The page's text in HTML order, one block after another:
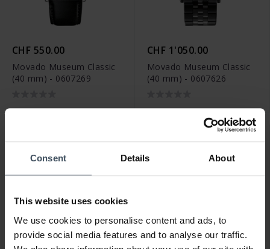
Consent Details About
This website uses cookies
We use cookies to personalise content and ads, to
provide social media features and to analyse our traffic.
CHF 550.00
Movado Museum Classic
(40 mm) - 0607269
CHF 1'050.00
Movado Museum Classic
(40 mm) - 0607626